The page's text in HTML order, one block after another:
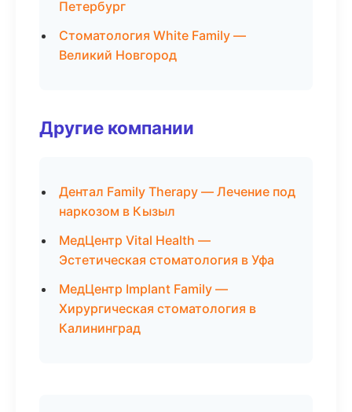
Петербург
Стоматология White Family —
Великий Новгород
Другие компании
Дентал Family Therapy — Лечение под
наркозом в Кызыл
МедЦентр Vital Health —
Эстетическая стоматология в Уфа
МедЦентр Implant Family —
Хирургическая стоматология в
Калининград